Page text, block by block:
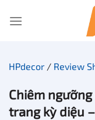
đến
HPdecor / Review
Chiêm
trang kỳ diệu